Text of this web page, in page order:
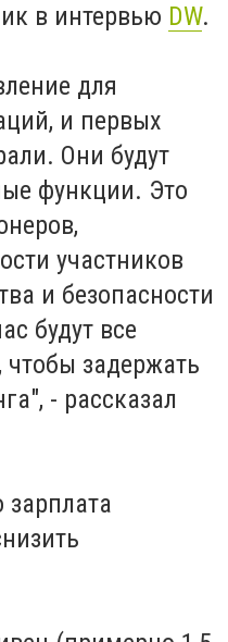
в интервью DW.
для
и первых
Они будут
функции. Это
участников
и безопасности
будут все
задержать
- рассказал